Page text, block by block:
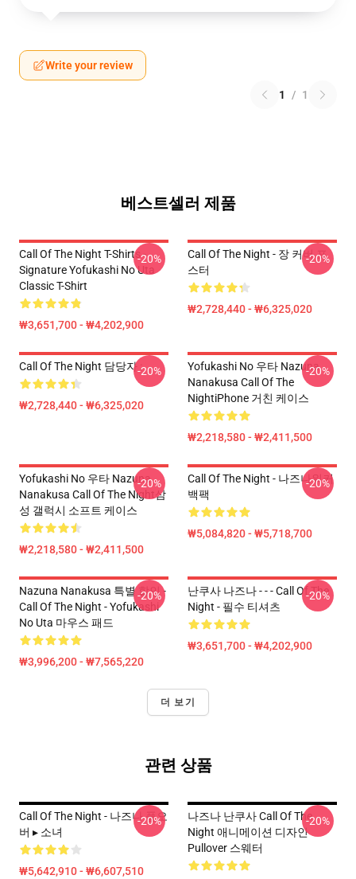
Write your review
1 / 1
베스트셀러 제품
Call Of The Night T-Shirts -
Signature Yofukashi No Uta
Classic T-Shirt
₩3,651,700 - ₩4,202,900
-20%
Call Of The Night - 장 커버 포
스터
₩2,728,440 - ₩6,325,020
-20%
Call Of The Night 담당자 :
₩2,728,440 - ₩6,325,020
-20%
Yofukashi No 우타 Nazuna
Nanakusa Call Of The
NightiPhone 거친 케이스
₩2,218,580 - ₩2,411,500
-20%
Yofukashi No 우타 Nazuna
Nanakusa Call Of The Night삼
성 갤럭시 소프트 케이스
₩2,218,580 - ₩2,411,500
-20%
Call Of The Night - 나즈나워커
백팩
₩5,084,820 - ₩5,718,700
-20%
Nazuna Nanakusa 특별 할인 -
Call Of The Night - Yofukashi
No Uta 마우스 패드
₩3,996,200 - ₩7,565,220
-20%
난쿠사 나즈나 - - - Call Of The
Night - 필수 티셔츠
₩3,651,700 - ₩4,202,900
-20%
더 보기
관련 상품
Call Of The Night - 나즈나 풀오
버 ▸ 소녀
₩5,642,910 - ₩6,607,510
-20%
나즈나 난쿠사 Call Of The
Night 애니메이션 디자인
Pullover 스웨터
-20%